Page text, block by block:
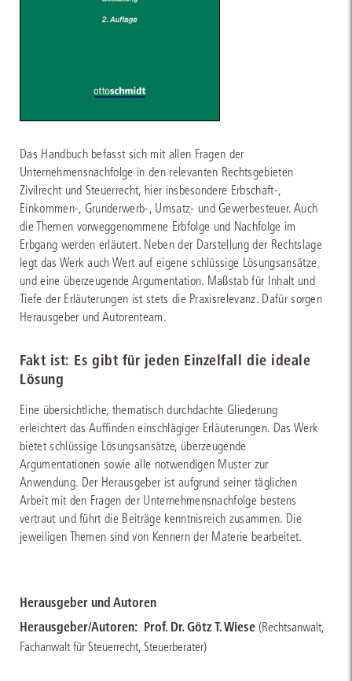
Das Handbuch befasst sich mit allen Fragen der
Unternehmensnachfolge in den relevanten Rechtsgebieten
Zivilrecht und Steuerrecht, hier insbesondere Erbschaft-,
Einkommen-, Grunderwerb-, Umsatz- und Gewerbesteuer. Auch
die Themen vorweggenommene Erbfolge und Nachfolge im
Erbgang werden erläutert. Neben der Darstellung der Rechtslage
legt das Werk auch Wert auf eigene schlüssige Lösungsansätze
und eine überzeugende Argumentation. Maßstab für Inhalt und
Tiefe der Erläuterungen ist stets die Praxisrelevanz. Dafür sorgen
Herausgeber und Autorenteam.
Fakt ist: Es gibt für jeden Einzelfall die ideale
Lösung
Eine übersichtliche, thematisch durchdachte Gliederung
erleichtert das Auffinden einschlägiger Erläuterungen. Das Werk
bietet schlüssige Lösungsansätze, überzeugende
Argumentationen sowie alle notwendigen Muster zur
Anwendung. Der Herausgeber ist aufgrund seiner täglichen
Arbeit mit den Fragen der Unternehmensnachfolge bestens
vertraut und führt die Beiträge kenntnisreich zusammen. Die
jeweiligen Themen sind von Kennern der Materie bearbeitet.
Herausgeber und Autoren
Herausgeber/Autoren: Prof. Dr. Götz T. Wiese (Rechtsanwalt,
Fachanwalt für Steuerrecht, Steuerberater)